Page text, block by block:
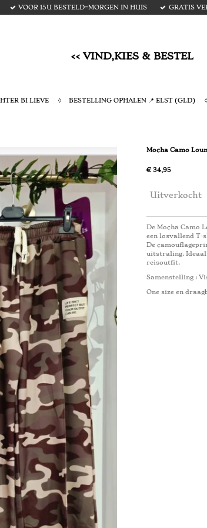
VOOR 15U BESTELD=MORGEN IN HUIS GRATIS
<< VIND,KIES & BESTEL
BI LIEVE BESTELLING OPHALEN 📍 ELST (GLD)
Mocha Camo
€ 34,95
Uitverkocht
De Mocha Camo
een losvallend T-
De
uitstraling. Ideaal
reisoutfit.
Samenstelling :
One size en